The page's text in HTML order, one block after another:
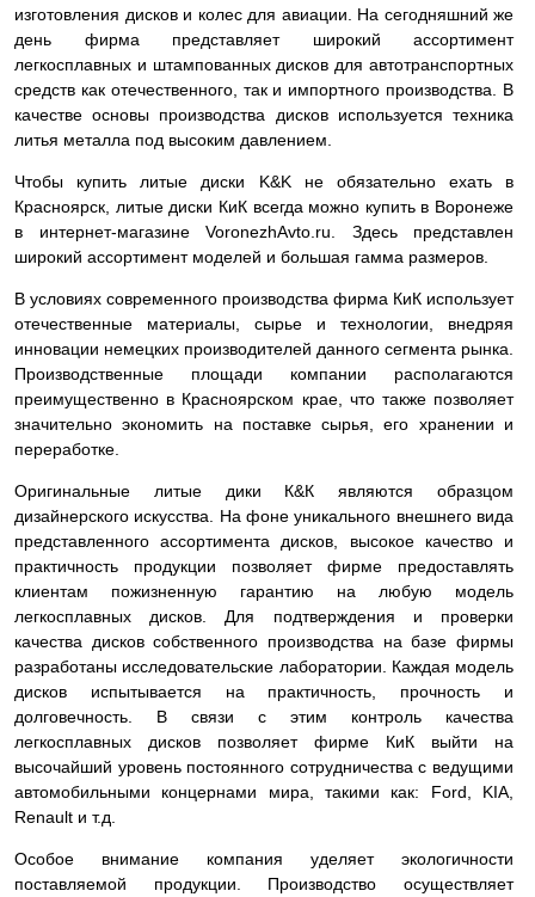
изготовления дисков и колес для авиации. На сегодняшний же
день фирма представляет широкий ассортимент
легкосплавных и штампованных дисков для автотранспортных
средств как отечественного, так и импортного производства. В
качестве основы производства дисков используется техника
литья металла под высоким давлением.
Чтобы купить литые диски K&K не обязательно ехать в
Красноярск, литые диски КиК всегда можно купить в Воронеже
в интернет-магазине VoronezhAvto.ru. Здесь представлен
широкий ассортимент моделей и большая гамма размеров.
В условиях современного производства фирма КиК использует
отечественные материалы, сырье и технологии, внедряя
инновации немецких производителей данного сегмента рынка.
Производственные площади компании располагаются
преимущественно в Красноярском крае, что также позволяет
значительно экономить на поставке сырья, его хранении и
переработке.
Оригинальные литые дики К&К являются образцом
дизайнерского искусства. На фоне уникального внешнего вида
представленного ассортимента дисков, высокое качество и
практичность продукции позволяет фирме предоставлять
клиентам пожизненную гарантию на любую модель
легкосплавных дисков. Для подтверждения и проверки
качества дисков собственного производства на базе фирмы
разработаны исследовательские лаборатории. Каждая модель
дисков испытывается на практичность, прочность и
долговечность. В связи с этим контроль качества
легкосплавных дисков позволяет фирме КиК выйти на
высочайший уровень постоянного сотрудничества с ведущими
автомобильными концернами мира, такими как: Ford, KIA,
Renault и т.д.
Особое внимание компания уделяет экологичности
поставляемой продукции. Производство осуществляет